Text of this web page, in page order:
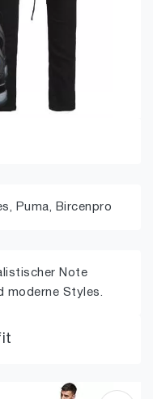
Puma, Bircenpro
Note
moderne Styles.